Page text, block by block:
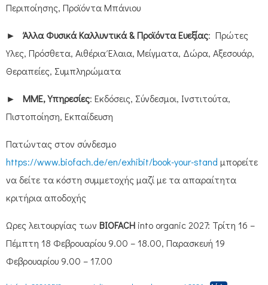
Περιποίησης, Προϊόντα Μπάνιου
► Άλλα Φυσικά Καλλυντικά & Προϊόντα Ευεξίας: Πρώτες
Ύλες, Πρόσθετα, Αιθέρια Έλαια, Μείγματα, Δώρα, Αξεσουάρ,
Θεραπείες, Συμπληρώματα
► ΜΜΕ, Υπηρεσίες: Εκδόσεις, Σύνδεσμοι, Ινστιτούτα,
Πιστοποίηση, Εκπαίδευση
Πατώντας στον σύνδεσμο
https://www.biofach.de/en/exhibit/book-your-stand μπορείτε
να δείτε τα κόστη συμμετοχής μαζί με τα απαραίτητα
κριτήρια αποδοχής
Ώρες λειτουργίας των BIOFACH into organic 2027: Τρίτη 16 –
Πέμπτη 18 Φεβρουαρίου 9.00 – 18.00, Παρασκευή 19
Φεβρουαρίου 9.00 – 17.00